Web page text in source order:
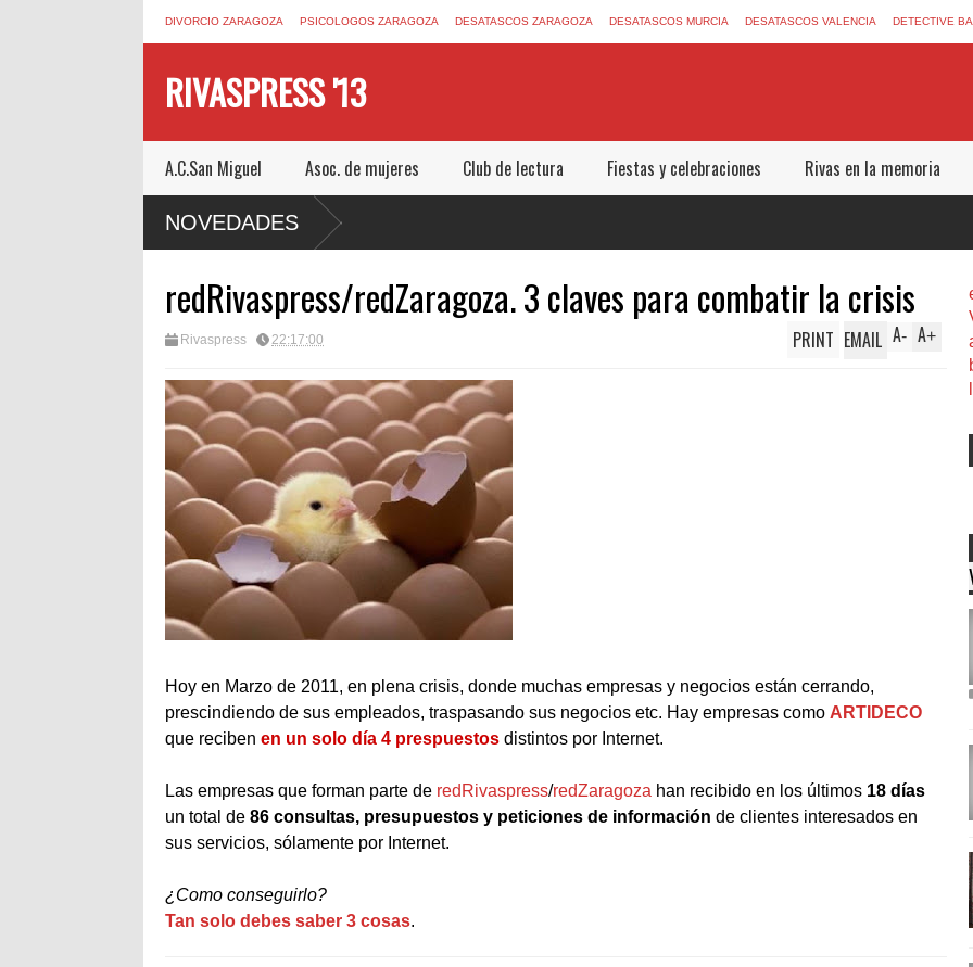
DIVORCIO ZARAGOZA PSICOLOGOS ZARAGOZA DESATASCOS ZARAGOZA DESATASCOS MURCIA DESATASCOS VALENCIA DETECTIVE
RIVASPRESS '13
A.C.San Miguel Asoc. de mujeres Club de lectura Fiestas y celebraciones Rivas en la memoria
NOVEDADES
ESCAPE ROOM DE MUCHO MIEDO EN
redRivaspress/redZaragoza. 3 claves para combatir la crisis
Rivaspress 22:17:00 A+
A-
PRINT EMAIL
Hoy en Marzo de 2011, en plena crisis, donde muchas empresas y negocios están cerrando,
prescindiendo de sus empleados, traspasando sus negocios etc. Hay empresas como ARTIDECO
que reciben en un solo día 4 prespuestos distintos por Internet.
Las empresas que forman parte de redRivaspress/redZaragoza han recibido en los últimos 18 días
un total de 86 consultas, presupuestos y peticiones de información de clientes interesados en
sus servicios, sólamente por Internet.
¿Como conseguirlo?
Tan solo debes saber 3 cosas.